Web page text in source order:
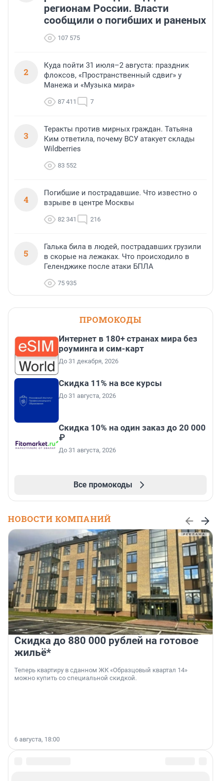
регионам России. Власти
сообщили о погибших и раненых
107 575
2
Куда пойти 31 июля–2 августа: праздник
флоксов, «Пространственный сдвиг» у
Манежа и «Музыка мира»
87 411 7
3
Теракты против мирных граждан. Татьяна
Ким ответила, почему ВСУ атакует склады
Wildberries
83 552
4
Погибшие и пострадавшие. Что известно о
взрыве в центре Москвы
82 341 216
5
Галька била в людей, пострадавших грузили
в скорые на лежаках. Что происходило в
Геленджике после атаки БПЛА
75 935
ПРОМОКОДЫ
Интернет в 180+ странах мира без
роуминга и сим-карт
До 31 декабря, 2026
Скидка 11% на все курсы
До 31 августа, 2026
Скидка 10% на один заказ до 20 000
₽
До 31 августа, 2026
Все промокоды
НОВОСТИ КОМПАНИЙ
Скидка до 880 000 рублей на готовое
жильё*
Теперь квартиру в сданном ЖК «Образцовый квартал 14»
можно купить со специальной скидкой.
6 августа, 18:00